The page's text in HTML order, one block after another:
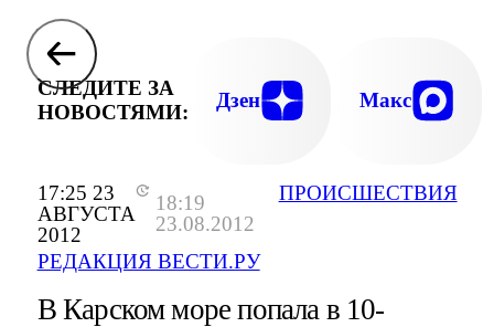
17:25 23
АВГУСТА
2012
18:19
23.08.2012
РЕДАКЦИЯ ВЕСТИ.РУ
ПРОИСШЕСТВИЯ
СЛЕДИТЕ ЗА
НОВОСТЯМИ:
Дзен Макс
В Карском море попала в 10-